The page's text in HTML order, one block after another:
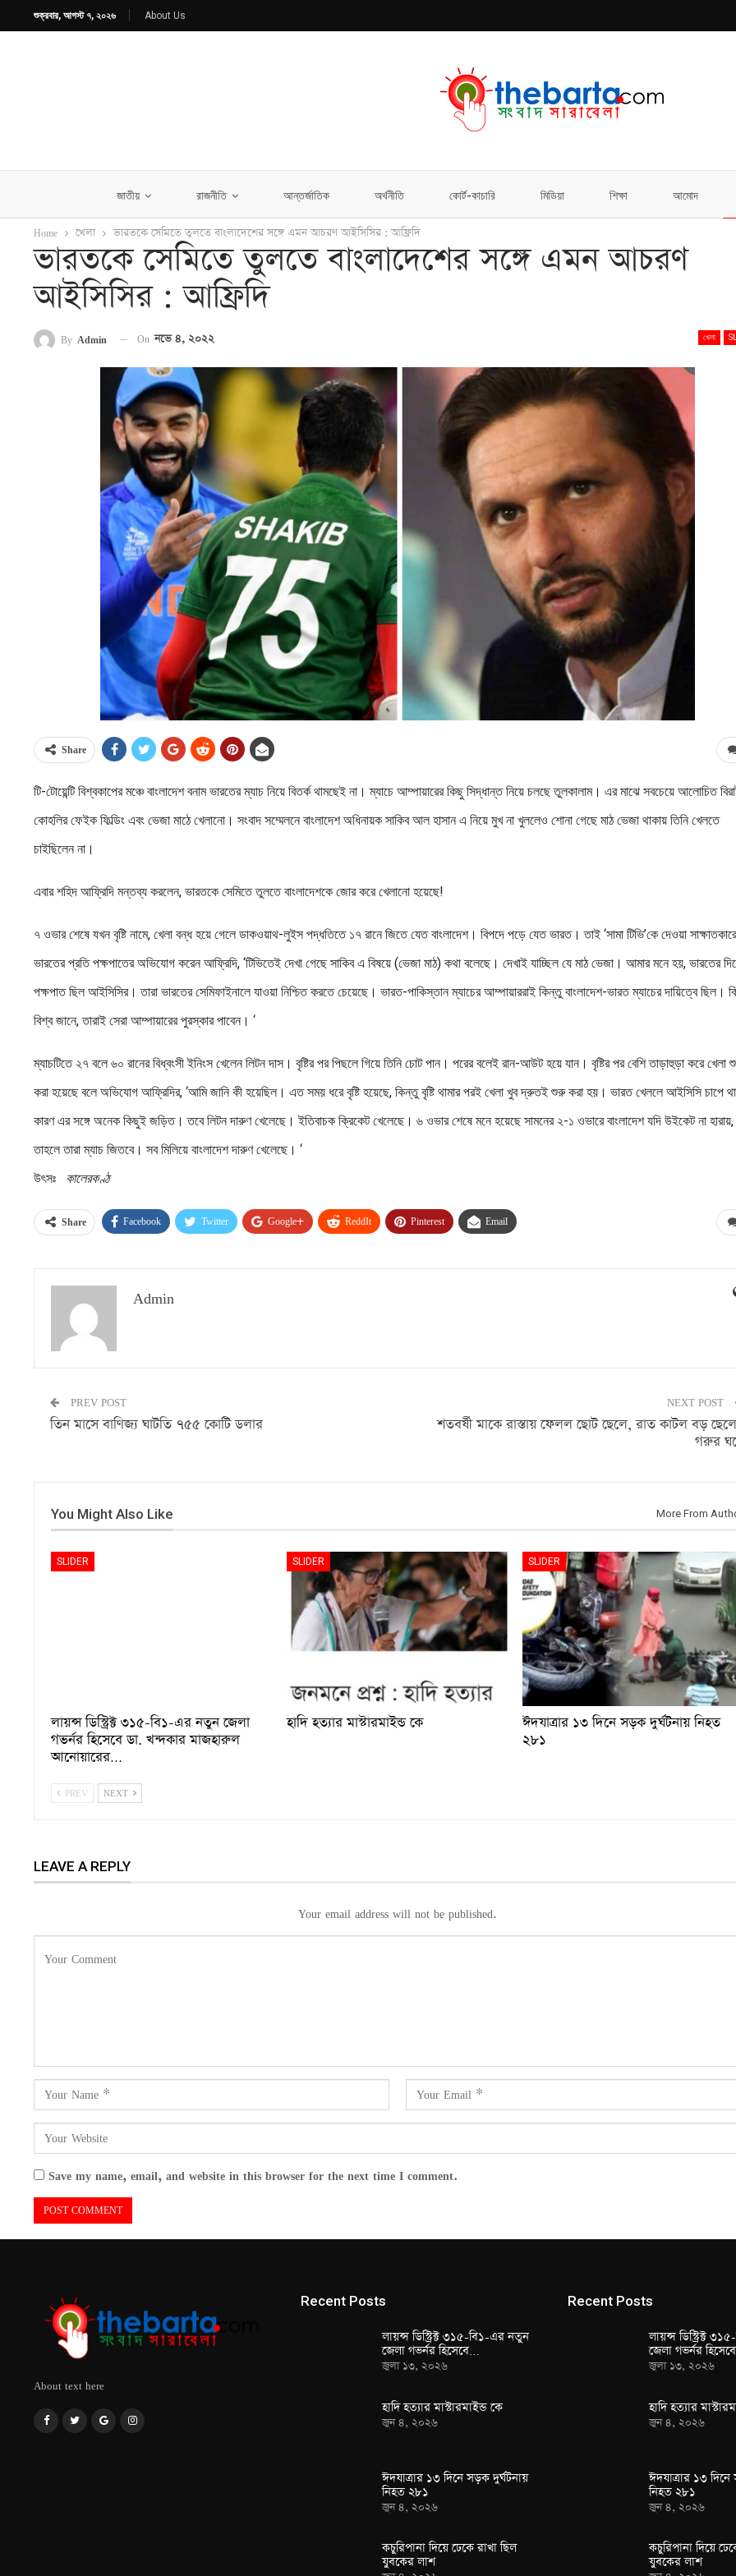
শুক্রবার, আগস্ট ৭, ২০২৬ About Us
জাতীয় রাজনীতি আন্তর্জাতিক অর্থনীতি কোর্ট-কাচারি মিডিয়া শিক্ষা আমোদ
Home খেলা ভারতকে সেমিতে তুলতে বাংলাদেশের সঙ্গে এমন আচরণ আইসিসির : আফ্রিদি
ভারতকে সেমিতে তুলতে বাংলাদেশের সঙ্গে এমন আচরণ
আইসিসির : আফ্রিদি
খেলা
By Admin On নভে ৪, ২০২২
Share
টি-টোয়েন্টি বিশ্বকাপের মঞ্চে বাংলাদেশ বনাম ভারতের ম্যাচ নিয়ে বিতর্ক থামছেই না। ম্যাচে আম্পায়ারের কিছু সিদ্ধান্ত নিয়ে চলছে তুলকালাম। এর মাঝে সবচেয়ে আলোচিত
কোহলির ফেইক ফিল্ডিং এবং ভেজা মাঠে খেলানো। সংবাদ সম্মেলনে বাংলাদেশ অধিনায়ক সাকিব আল হাসান এ নিয়ে মুখ না খুললেও শোনা গেছে মাঠ ভেজা থাকায় তিনি খেলতে
চাইছিলেন না।
এবার শহিদ আফ্রিদি মন্তব্য করলেন, ভারতকে সেমিতে তুলতে বাংলাদেশকে জোর করে খেলানো হয়েছে!
৭ ওভার শেষে যখন বৃষ্টি নামে, খেলা বন্ধ হয়ে গেলে ডাকওয়াথ-লুইস পদ্ধতিতে ১৭ রানে জিতে যেত বাংলাদেশ। বিপদে পড়ে যেত ভারত। তাই ‘সামা টিভি’কে দেওয়া সাক্ষাতকারে
ভারতের প্রতি পক্ষপাতের অভিযোগ করেন আফ্রিদি, ‘টিভিতেই দেখা গেছে সাকিব এ বিষয়ে (ভেজা মাঠ) কথা বলেছে। দেখাই যাচ্ছিল যে মাঠ ভেজা। আমার মনে হয়, ভারতের
পক্ষপাত ছিল আইসিসির। তারা ভারতের সেমিফাইনালে যাওয়া নিশ্চিত করতে চেয়েছে। ভারত-পাকিস্তান ম্যাচের আম্পায়াররাই কিন্তু বাংলাদেশ-ভারত ম্যাচের দায়িত্বে ছিল।
বিশ্ব জানে, তারাই সেরা আম্পায়ারের পুরস্কার পাবেন। ‘
ম্যাচটিতে ২৭ বলে ৬০ রানের বিধ্বংসী ইনিংস খেলেন লিটন দাস। বৃষ্টির পর পিছলে গিয়ে তিনি চোট পান। পরের বলেই রান-আউট হয়ে যান। বৃষ্টির পর বেশি তাড়াহুড়া করে খেলা
করা হয়েছে বলে অভিযোগ আফ্রিদির, ‘আমি জানি কী হয়েছিল। এত সময় ধরে বৃষ্টি হয়েছে, কিন্তু বৃষ্টি থামার পরই খেলা খুব দ্রুতই শুরু করা হয়। ভারত খেললে আইসিসি চাপে
কারণ এর সঙ্গে অনেক কিছুই জড়িত। তবে লিটন দারুণ খেলেছে। ইতিবাচক ক্রিকেট খেলেছে। ৬ ওভার শেষে মনে হয়েছে সামনের ২-১ ওভারে বাংলাদেশ যদি উইকেট না হারায়,
তাহলে তারা ম্যাচ জিতবে। সব মিলিয়ে বাংলাদেশ দারুণ খেলেছে। ‘
উৎসঃ
কালেরকণ্ঠ
Share Facebook Twitter Google+ ReddIt Pinterest Email
Admin
PREV POST
তিন মাসে বাণিজ্য ঘাটতি ৭৫৫ কোটি ডলার
NEXT POST
শতবর্ষী মাকে রাস্তায় ফেলল ছোট ছেলে, রাত কাটল বড়
গরুর
You Might Also Like More From
SLIDER
লায়ন্স ডিস্ট্রিক্ট ৩১৫-বি১-এর নতুন জেলা
গভর্নর হিসেবে ডা. খন্দকার মাজহারুল
আনোয়ারের…
SLIDER
হাদি হত্যার মাস্টারমাইন্ড কে
SLIDER
ঈদযাত্রার ১৩ দিনে সড়ক দুর্ঘটনায় নিহত
২৮১
PREV NEXT
LEAVE A REPLY
Your email address will not be published.
Save my name, email, and website in this browser for the next time I comment.
About text here
Recent Posts
লায়ন্স ডিস্ট্রিক্ট ৩১৫-বি১-এর নতুন
জেলা গভর্নর হিসেবে…
জুলা ১৩, ২০২৬
হাদি হত্যার মাস্টারমাইন্ড কে
জুন ৪, ২০২৬
ঈদযাত্রার ১৩ দিনে সড়ক দুর্ঘটনায়
নিহত ২৮১
জুন ৪, ২০২৬
কচুরিপানা দিয়ে ঢেকে রাখা ছিল
যুবকের লাশ
Recent Posts
লায়ন্স ডিস্ট্রিক্ট
জেলা গভর্নর
জুলা ১৩, ২০২৬
হাদি হত্যার
জুন ৪, ২০২৬
ঈদযাত্রার ১৩
নিহত ২৮১
জুন ৪, ২০২৬
কচুরিপানা দিয়ে
যুবকের লাশ